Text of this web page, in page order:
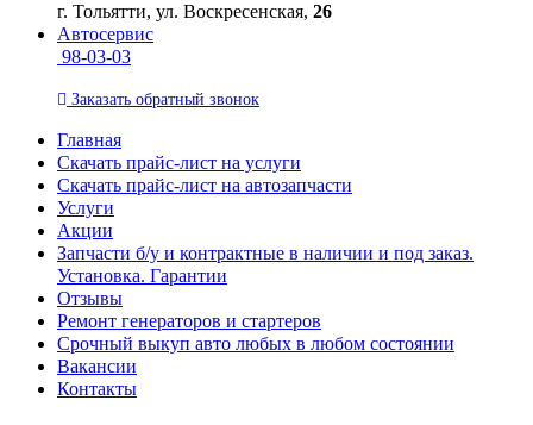
г. Тольятти, ул. Воскресенская, 26
Автосервис
98-03-03
Заказать обратный звонок
Главная
Скачать прайс-лист на услуги
Скачать прайс-лист на автозапчасти
Услуги
Акции
Запчасти б/у и контрактные в наличии и под заказ.
Установка. Гарантии
Отзывы
Ремонт генераторов и стартеров
Cрочный выкуп авто любых в любом состоянии
Вакансии
Контакты